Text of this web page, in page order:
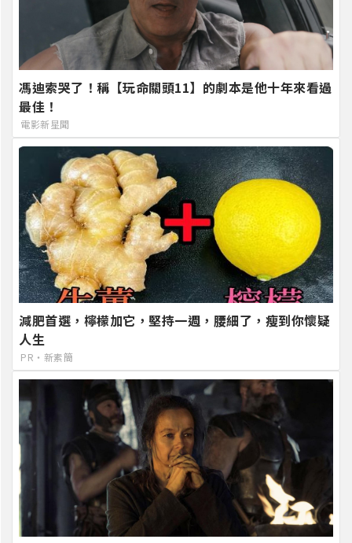
馮迪索哭了！稱【玩命關頭11】的劇本是他十年來看過
最佳！
電影新星聞
減肥首選，檸檬加它，堅持一週，腰細了，瘦到你懷疑
人生
PR・新素簡